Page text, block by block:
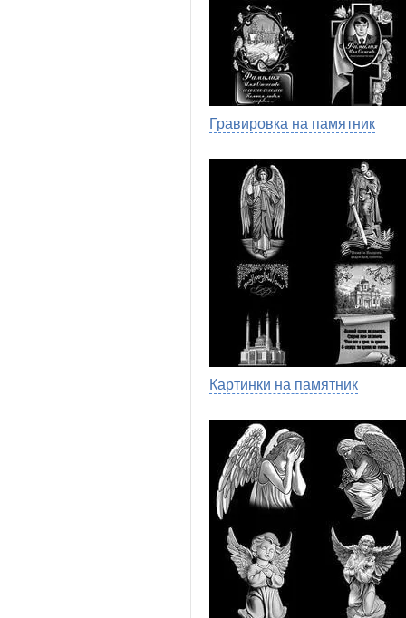
Гравировка на памятник
Картинки на памятник